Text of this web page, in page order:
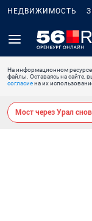
НЕДВИЖИМОСТЬ
На информационном
файлы. Оставаясь на сайте,
согласиена их
Мост через Урал